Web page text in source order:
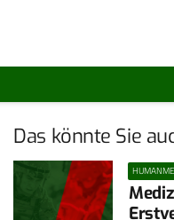
Das könnte Sie